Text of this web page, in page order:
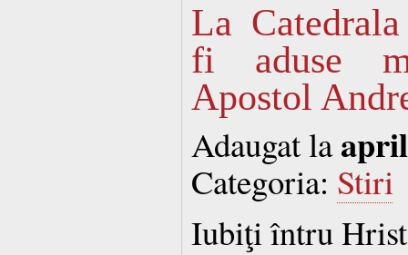
La
fi aduse
Apostol
Adaugat la
Categoria: Stiri
Iubiţi întru